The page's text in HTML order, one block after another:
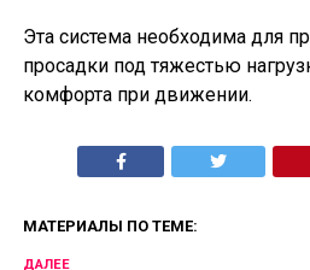
Эта система необходима для
просадки под тяжестью
комфорта при движении.
МАТЕРИАЛЫ ПО ТЕМЕ:
ДАЛЕЕ